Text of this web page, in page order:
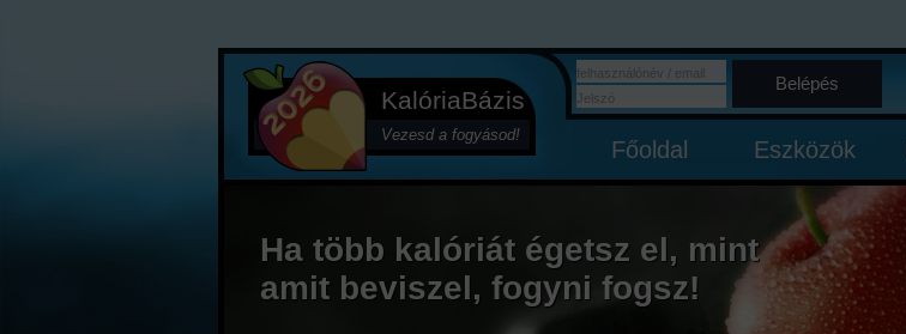
KalóriaBázis
Vezesd a fogyásod!
Belépés
Főoldal Eszközök
Ha több kalóriát égetsz el, mint
amit beviszel, fogyni fogsz!